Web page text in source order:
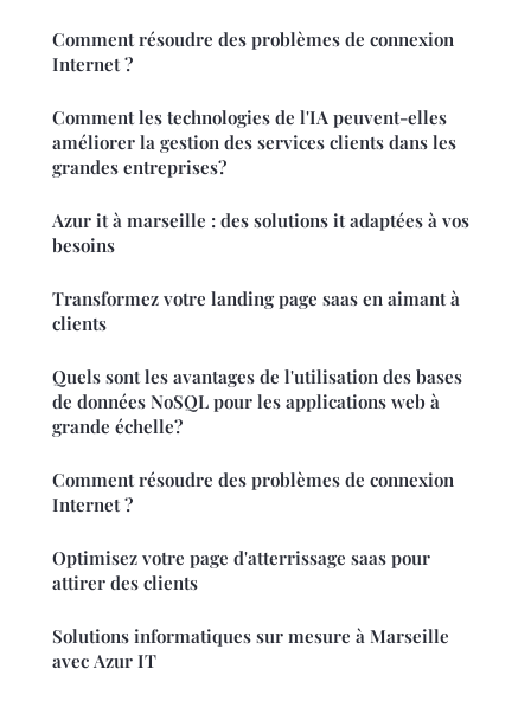
Comment résoudre des problèmes de connexion
Internet ?
Comment les technologies de l'IA peuvent-elles
améliorer la gestion des services clients dans les
grandes entreprises?
Azur it à marseille : des solutions it adaptées à vos
besoins
Transformez votre landing page saas en aimant à
clients
Quels sont les avantages de l'utilisation des bases
de données NoSQL pour les applications web à
grande échelle?
Comment résoudre des problèmes de connexion
Internet ?
Optimisez votre page d'atterrissage saas pour
attirer des clients
Solutions informatiques sur mesure à Marseille
avec Azur IT